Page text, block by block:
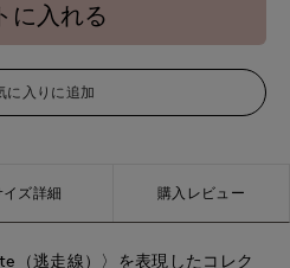
に入れる
に入りに追加
イズ詳細 購入レビュー
（逃走線）〉を表現したコレク